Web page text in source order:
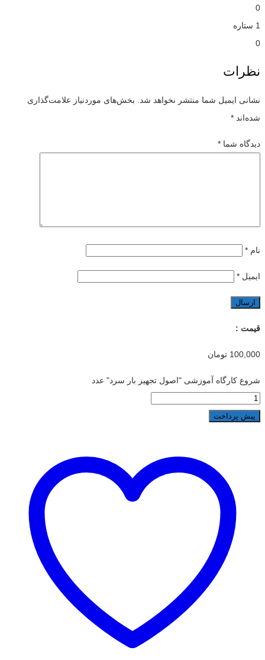
0
1 ستاره
0
نظرات
نشانی ایمیل شما منتشر نخواهد شد.
بخش‌های موردنیاز علامت‌گذاری
شده‌اند *
دیدگاه شما *
نام *
ایمیل *
قیمت :
100,000 تومان
شروع کارگاه آموزشی "اصول تجهیز بار سرد" عدد
پیش پرداخت